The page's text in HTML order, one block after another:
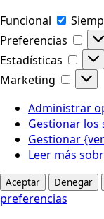
Funcional
Preferencias
Estadísticas
Marketing
Administrar
Gestionar los
Gestionar
Leer más
Aceptar Denegar
preferencias